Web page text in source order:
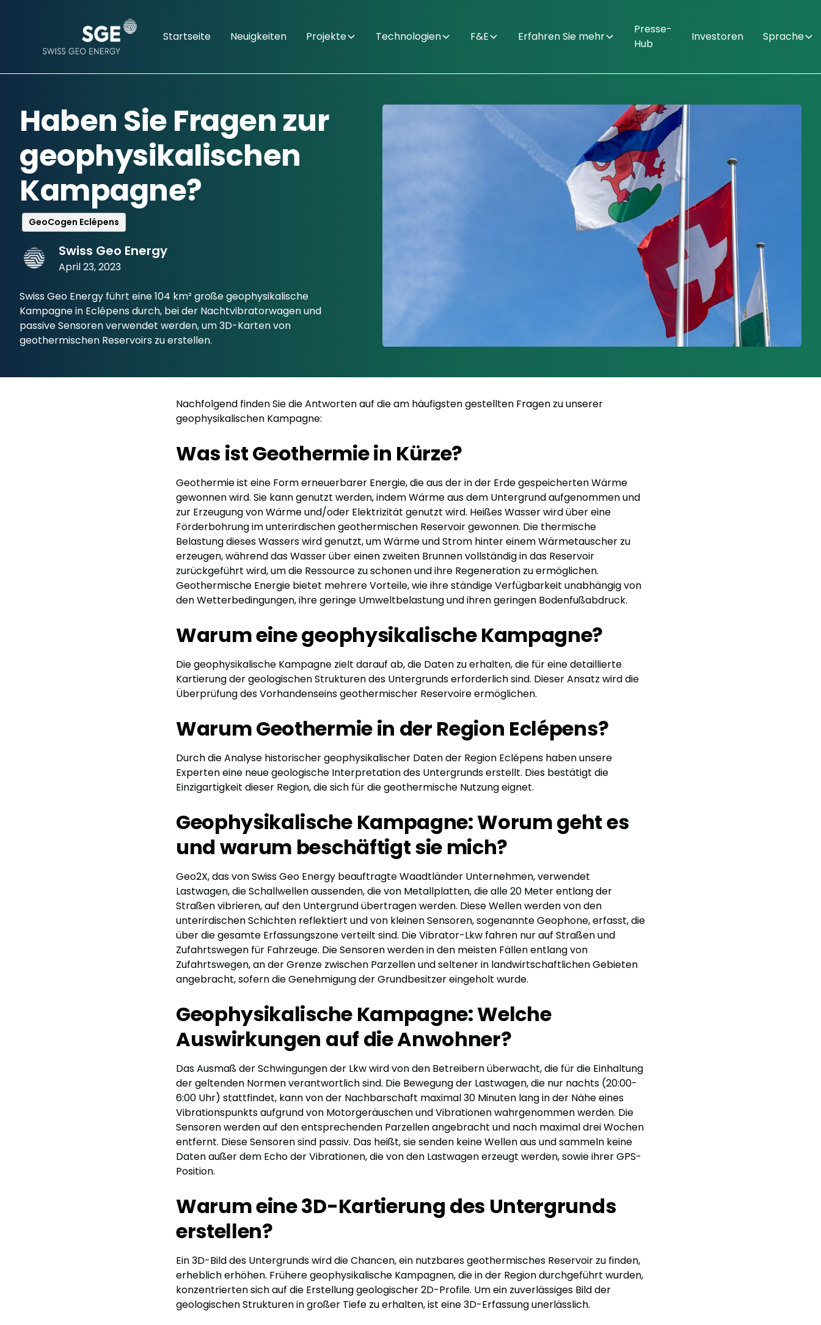
Startseite Neuigkeiten Projekte Technologien F&E Erfahren Sie mehr
Presse-
Hub
Investoren Sprache
Haben Sie Fragen zur
geophysikalischen
Kampagne?
GeoCogen Eclépens
Swiss Geo Energy
April 23, 2023
Swiss Geo Energy führt eine 104 km² große geophysikalische
Kampagne in Eclépens durch, bei der Nachtvibratorwagen und
passive Sensoren verwendet werden, um 3D-Karten von
geothermischen Reservoirs zu erstellen.
Nachfolgend finden Sie die Antworten auf die am häufigsten gestellten Fragen zu unserer
geophysikalischen Kampagne:
Was ist Geothermie in Kürze?
Geothermie ist eine Form erneuerbarer Energie, die aus der in der Erde gespeicherten Wärme
gewonnen wird. Sie kann genutzt werden, indem Wärme aus dem Untergrund aufgenommen und
zur Erzeugung von Wärme und/oder Elektrizität genutzt wird. Heißes Wasser wird über eine
Förderbohrung im unterirdischen geothermischen Reservoir gewonnen. Die thermische
Belastung dieses Wassers wird genutzt, um Wärme und Strom hinter einem Wärmetauscher zu
erzeugen, während das Wasser über einen zweiten Brunnen vollständig in das Reservoir
zurückgeführt wird, um die Ressource zu schonen und ihre Regeneration zu ermöglichen.
Geothermische Energie bietet mehrere Vorteile, wie ihre ständige Verfügbarkeit unabhängig von
den Wetterbedingungen, ihre geringe Umweltbelastung und ihren geringen Bodenfußabdruck.
Warum eine geophysikalische Kampagne?
Die geophysikalische Kampagne zielt darauf ab, die Daten zu erhalten, die für eine detaillierte
Kartierung der geologischen Strukturen des Untergrunds erforderlich sind. Dieser Ansatz wird die
Überprüfung des Vorhandenseins geothermischer Reservoire ermöglichen.
Warum Geothermie in der Region Eclépens?
Durch die Analyse historischer geophysikalischer Daten der Region Eclépens haben unsere
Experten eine neue geologische Interpretation des Untergrunds erstellt. Dies bestätigt die
Einzigartigkeit dieser Region, die sich für die geothermische Nutzung eignet.
Geophysikalische Kampagne: Worum geht es
und warum beschäftigt sie mich?
Geo2X, das von Swiss Geo Energy beauftragte Waadtländer Unternehmen, verwendet
Lastwagen, die Schallwellen aussenden, die von Metallplatten, die alle 20 Meter entlang der
Straßen vibrieren, auf den Untergrund übertragen werden. Diese Wellen werden von den
unterirdischen Schichten reflektiert und von kleinen Sensoren, sogenannte Geophone, erfasst, die
über die gesamte Erfassungszone verteilt sind. Die Vibrator-Lkw fahren nur auf Straßen und
Zufahrtswegen für Fahrzeuge. Die Sensoren werden in den meisten Fällen entlang von
Zufahrtswegen, an der Grenze zwischen Parzellen und seltener in landwirtschaftlichen Gebieten
angebracht, sofern die Genehmigung der Grundbesitzer eingeholt wurde.
Geophysikalische Kampagne: Welche
Auswirkungen auf die Anwohner?
Das Ausmaß der Schwingungen der Lkw wird von den Betreibern überwacht, die für die Einhaltung
der geltenden Normen verantwortlich sind. Die Bewegung der Lastwagen, die nur nachts (20:00-
6:00 Uhr) stattfindet, kann von der Nachbarschaft maximal 30 Minuten lang in der Nähe eines
Vibrationspunkts aufgrund von Motorgeräuschen und Vibrationen wahrgenommen werden. Die
Sensoren werden auf den entsprechenden Parzellen angebracht und nach maximal drei Wochen
entfernt. Diese Sensoren sind passiv. Das heißt, sie senden keine Wellen aus und sammeln keine
Daten außer dem Echo der Vibrationen, die von den Lastwagen erzeugt werden, sowie ihrer GPS-
Position.
Warum eine 3D-Kartierung des Untergrunds
erstellen?
Ein 3D-Bild des Untergrunds wird die Chancen, ein nutzbares geothermisches Reservoir zu finden,
erheblich erhöhen. Frühere geophysikalische Kampagnen, die in der Region durchgeführt wurden,
konzentrierten sich auf die Erstellung geologischer 2D-Profile. Um ein zuverlässiges Bild der
geologischen Strukturen in großer Tiefe zu erhalten, ist eine 3D-Erfassung unerlässlich.